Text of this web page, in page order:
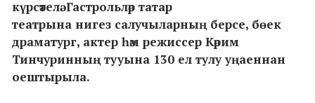
күрсәтелә. Гастрольләр татар
театрына нигез салучыларның берсе, бөек
драматург, актер һәм режиссер Кәрим
Тинчуринның тууына 130 ел тулу уңаеннан
оештырыла.